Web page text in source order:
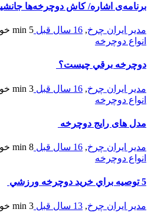
برنامه‌ی اشاره/ كاش دوچرخه‌ها
مدیر ایران چرخ, 16 سال قبل 5 min
انواع دوچرخه
دوچرخه برقي چیست؟
مدیر ایران چرخ, 16 سال قبل 3 min
انواع دوچرخه
مدل های رایج دوچرخه
مدیر ایران چرخ, 16 سال قبل 8 min
انواع دوچرخه
5 توصيه براي خريد دوچرخه ورزشي
مدیر ایران چرخ, 13 سال قبل 3 min